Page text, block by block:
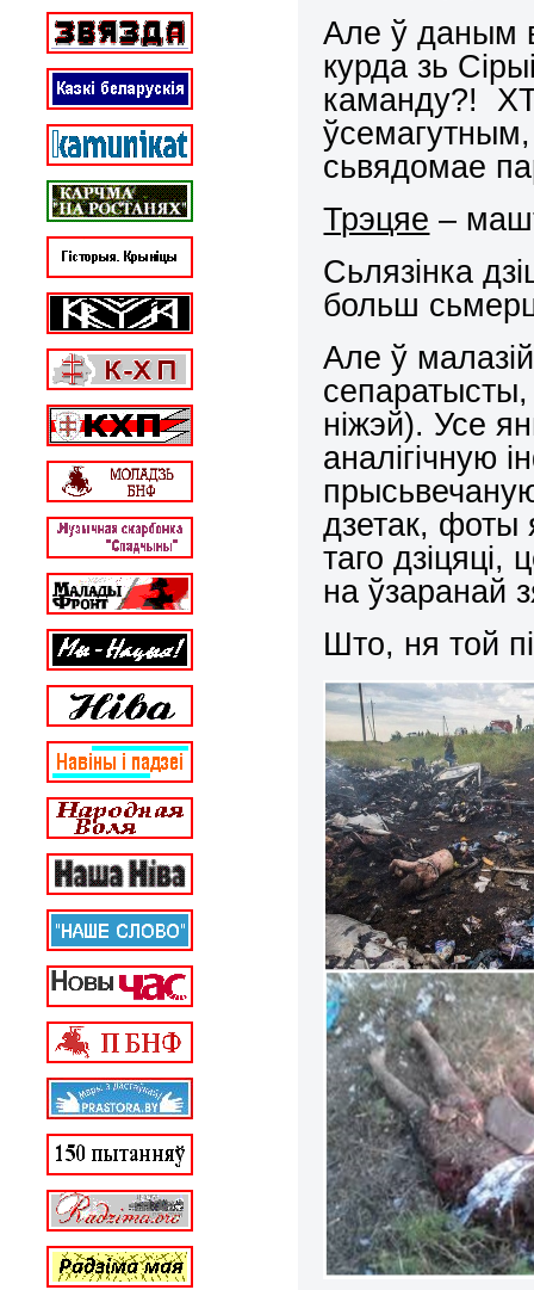
Але ў даным
курда зь
каманду?!
сьвядомае
Трэцяе –
Сьлязінка
больш
Але ў
ніжэй). Усе
аналігічную
прысьвечаную
дзетак, фоты
таго
на ўзаранай
Што, ня той